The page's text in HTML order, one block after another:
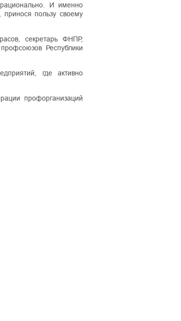
И именно
принося пользу своему
секретарь ФНПР,
Республики
где активно
профорганизаций